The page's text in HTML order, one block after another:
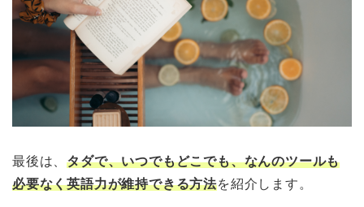
最後は、タダで、いつでもどこでも、なんのツールも
必要なく英語力が維持できる方法を紹介します。